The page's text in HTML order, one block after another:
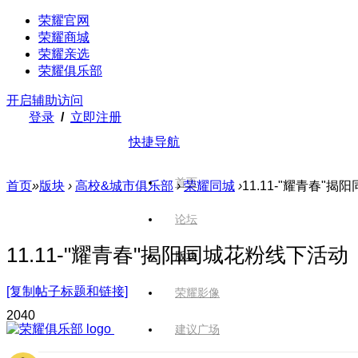
荣耀官网
荣耀商城
荣耀亲选
荣耀俱乐部
开启辅助访问
登录 / 立即注册
快捷导航
首页
论坛
版块
荣耀影像
建议广场
首页»版块 › 高校&城市俱乐部 › 荣耀同城 ›11.11-"耀青春"揭阳
11.11-"耀青春"揭阳同城花粉线下活动
[复制帖子标题和链接]
2040